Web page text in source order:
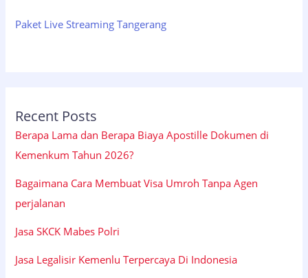
Paket Live Streaming Tangerang
Recent Posts
Berapa Lama dan Berapa Biaya Apostille Dokumen di
Kemenkum Tahun 2026?
Bagaimana Cara Membuat Visa Umroh Tanpa Agen
perjalanan
Jasa SKCK Mabes Polri
Jasa Legalisir Kemenlu Terpercaya Di Indonesia